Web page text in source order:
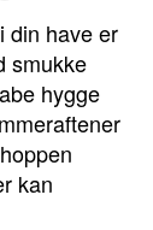
din have er
smukke
hygge
kan